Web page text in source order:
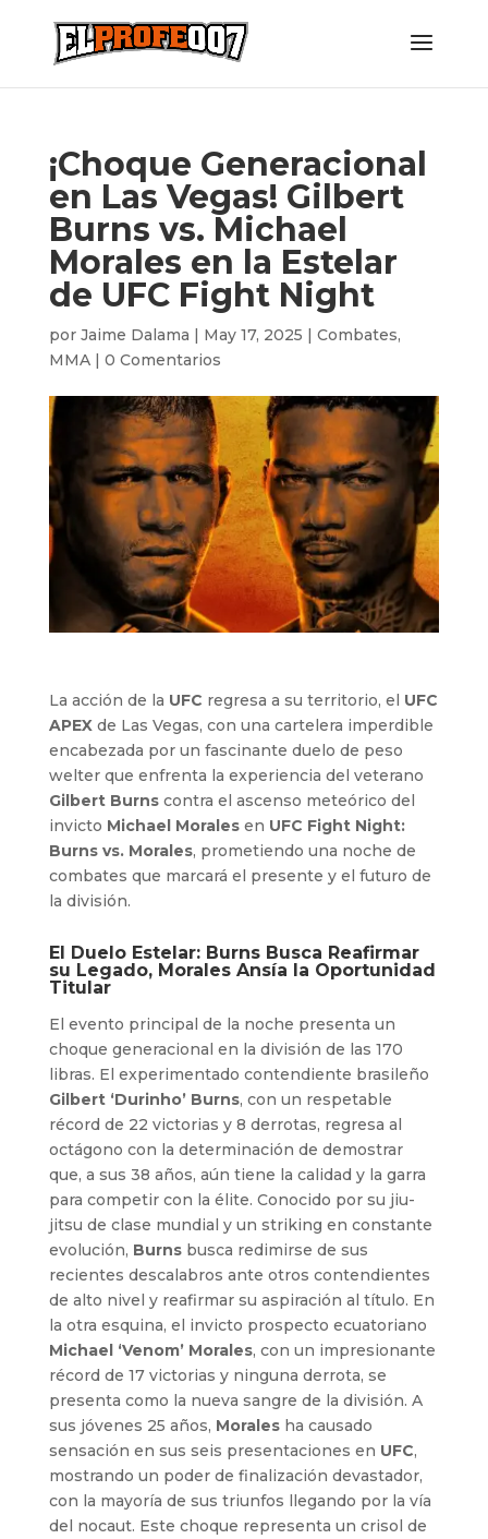
¡Choque Generacional
en Las Vegas! Gilbert
Burns vs. Michael
Morales en la Estelar
de UFC Fight Night
por Jaime Dalama | May 17, 2025 | Combates,
MMA| 0 Comentarios
La acción de la UFC regresa a su territorio, el UFC
APEXde Las Vegas, con una cartelera imperdible
encabezada por un fascinante duelo de peso
welter que enfrenta la experiencia del veterano
Gilbert Burnscontra el ascenso meteórico del
invicto Michael Moralesen UFC Fight Night:
Burns vs. Morales, prometiendo una noche de
combates que marcará el presente y el futuro de
la división.
El Duelo Estelar: Burns Busca Reafirmar
su Legado, Morales Ansía la Oportunidad
Titular
El evento principal de la noche presenta un
choque generacional en la división de las 170
libras. El experimentado contendiente brasileño
Gilbert ‘Durinho’ Burns, con un respetable
récord de 22 victorias y 8 derrotas, regresa al
octágono con la determinación de demostrar
que, a sus 38 años, aún tiene la calidad y la garra
para competir con la élite. Conocido por su jiu-
jitsu de clase mundial y un striking en constante
evolución, Burnsbusca redimirse de sus
recientes descalabros ante otros contendientes
de alto nivel y reafirmar su aspiración al título. En
la otra esquina, el invicto prospecto ecuatoriano
Michael ‘Venom’ Morales, con un impresionante
récord de 17 victorias y ninguna derrota, se
presenta como la nueva sangre de la división. A
sus jóvenes 25 años, Moralesha causado
sensación en sus seis presentaciones en UFC,
mostrando un poder de finalización devastador,
con la mayoría de sus triunfos llegando por la vía
del nocaut. Este choque representa un crisol de